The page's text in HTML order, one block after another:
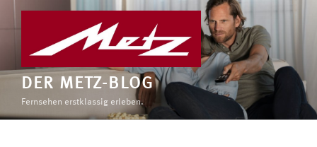
DER METZ-BLOG
Fernsehen erstklassig erleben.